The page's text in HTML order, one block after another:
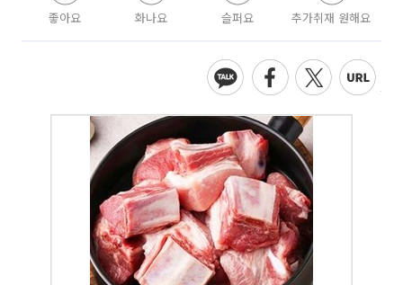
좋아요 화나요 슬퍼요 추가취재 원해요